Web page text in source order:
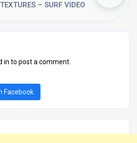
TEXTURES – SURF VIDEO
in to post a comment.
Facebook